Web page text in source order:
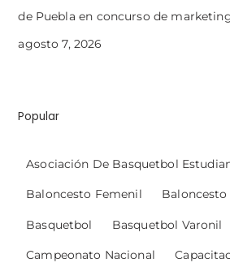
de Puebla en concurso de
agosto 7, 2026
Popular
Asociación De Basquetbol
Baloncesto Femenil Baloncesto
Basquetbol Basquetbol Varonil
Campeonato Nacional